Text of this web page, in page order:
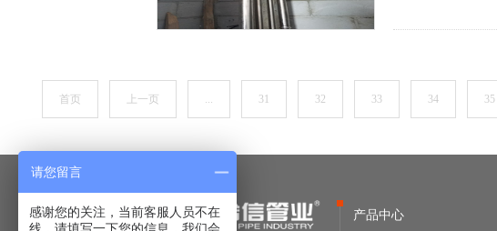
首页 上一页 ... 31 32 33 34 35
产品中心
请您留言
感谢您的关注，当前客服人员不在